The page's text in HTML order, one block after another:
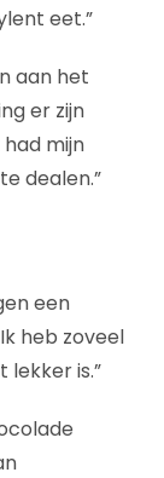
eet.”
aan het
er zijn
mijn
dealen.”
een
heb zoveel
is.”